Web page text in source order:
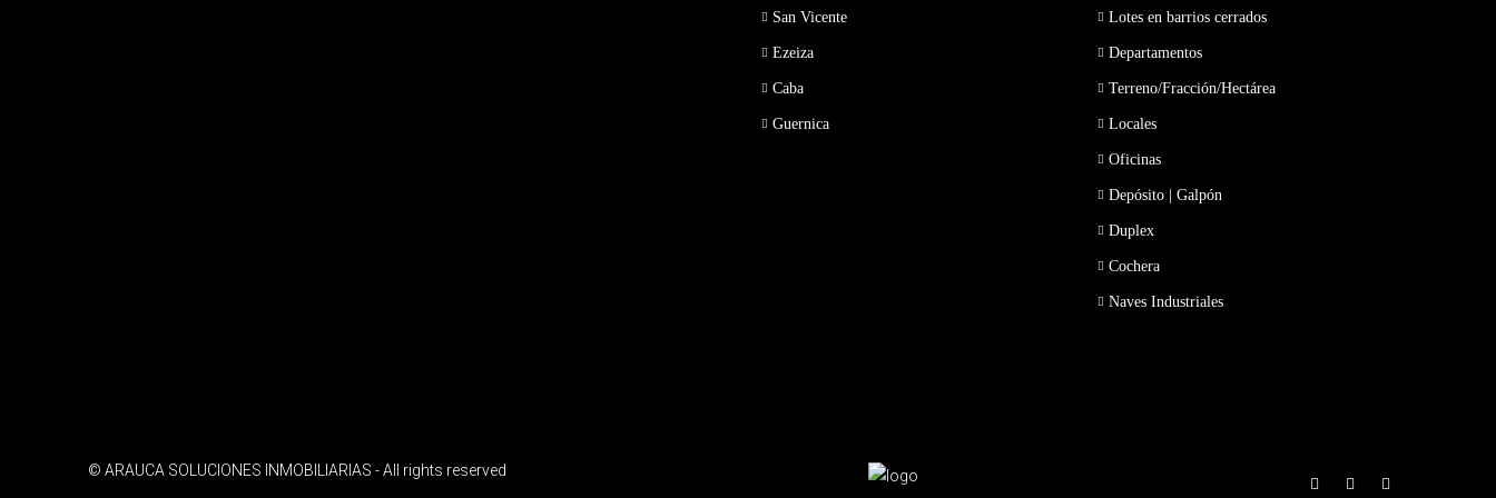
San Vicente
Ezeiza
Caba
Guernica
Lotes en barrios cerrados
Departamentos
Terreno/Fracción/Hectárea
Locales
Oficinas
Depósito | Galpón
Duplex
Cochera
Naves Industriales
© ARAUCA SOLUCIONES INMOBILIARIAS - All rights reserved